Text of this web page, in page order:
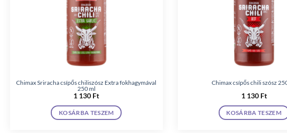
Chimax Sriracha csípős chiliszósz Extra fokhagymával
250 ml
1 130 Ft
KOSÁRBA TESZEM
Chimax csípős chili szósz
1 130 Ft
KOSÁRBA TESZEM